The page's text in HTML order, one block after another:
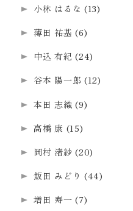
小林 はるな (13)
薄田 祐基 (6)
中込 有紀 (24)
谷本 陽一郎 (12)
本田 志織 (9)
高橋 康 (15)
岡村 渚紗 (20)
飯田 みどり (44)
増田 寿一 (7)